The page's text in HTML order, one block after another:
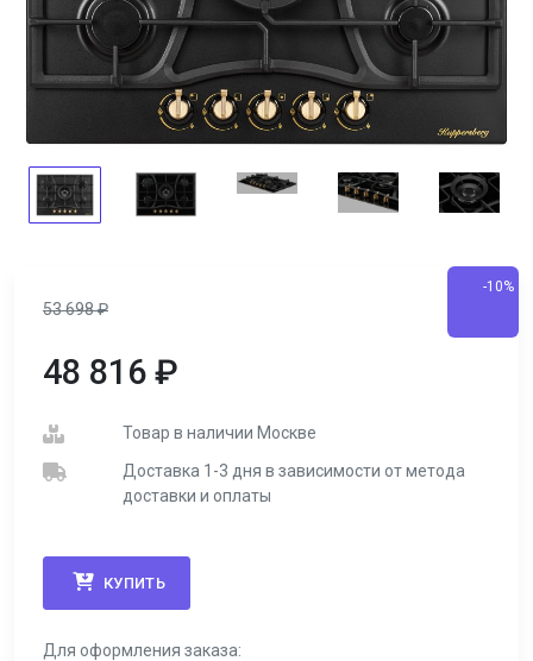
53 698₽
-10%
48 816 ₽
Товар в наличии Москве
Доставка 1-3 дня в зависимости от метода
доставки и оплаты
КУПИТЬ
Для оформления заказа: